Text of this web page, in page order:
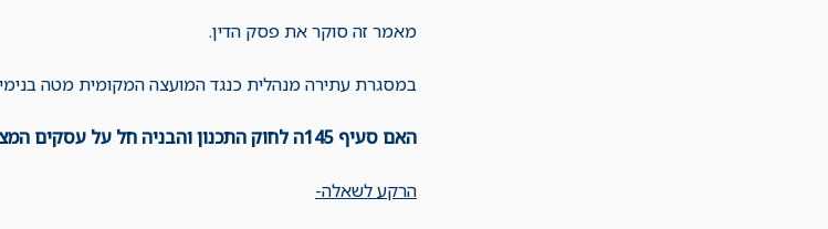
מאמר זה סוקר את פסק הדין.
במסגרת עתירה מנהלית כנגד המועצה המקומית מטה
האם סעיף 145ה לחוק התכנון והבניה חל על עסקים המצויים בשטחי מועצות מקומיות ואזוריות ב"אזור".
הרקע לשאלה-